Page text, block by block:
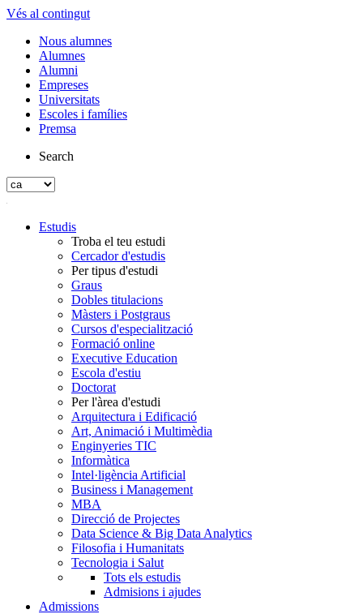
Vés al contingut
Nous alumnes
Alumnes
Alumni
Empreses
Universitats
Escoles i famílies
Premsa
Search
Estudis
Troba el teu estudi
Cercador d'estudis
Per tipus d'estudi
Graus
Dobles titulacions
Màsters i Postgraus
Cursos d'especialització
Formació online
Executive Education
Escola d'estiu
Doctorat
Per l'àrea d'estudi
Arquitectura i Edificació
Art, Animació i Multimèdia
Enginyeries TIC
Informàtica
Intel·ligència Artificial
Business i Management
MBA
Direcció de Projectes
Data Science & Big Data Analytics
Filosofia i Humanitats
Tecnologia i Salut
Tots els estudis
Admisions i ajudes
Admissions